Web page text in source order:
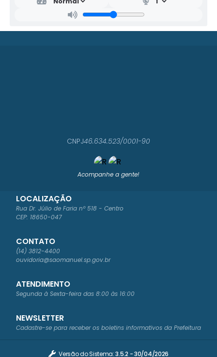
Acompanhe a gente!
LOCALIZAÇÃO
Rua Dr. Júlio de Faria nº 518 - Centro
CEP: 18650-047
CONTATO
(14) 3812-4400
ouvidoria@saomanuel.sp.gov.br
ATENDIMENTO
Segunda à Sexta-feira das 8:00 às 16:00
CNPJ46.634.523/0001-90
NEWSLETTER
Cadastre-se para receber os boletins informativos da Prefeitura
Versão do Sistema:3.5.2 - 30/04/2026